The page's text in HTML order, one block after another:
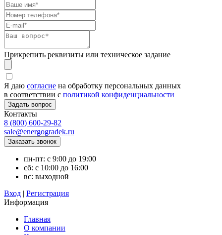
Прикрепить реквизиты или техническое задание
Я даю согласие на обработку персональных данных
в соответствии с политикой конфиденциальности
Контакты
8 (800) 600-29-82
sale@energogradek.ru
пн-пт: с 9:00 до 19:00
сб: с 10:00 до 16:00
вс: выходной
Вход | Регистрация
Информация
Главная
О компании